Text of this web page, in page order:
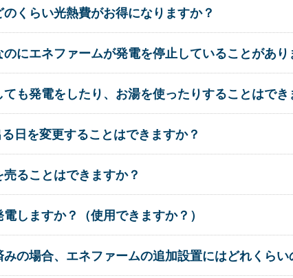
くらい光熱費がお得になりますか？
にエネファームが発電を停止していることがあり
も発電をしたり、お湯を使ったりすることはでき
日を変更することはできますか？
ることはできますか？
しますか？（使用できますか？）
の場合、エネファームの追加設置にはどれくらい